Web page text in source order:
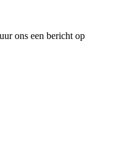
ons een bericht op